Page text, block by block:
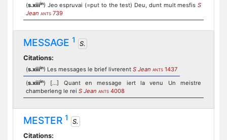
(s.xiiiin) Jeo espruvai (=put to the test) Deu, dunt mult mesfis S
Jean ANTS 739
MESSAGE 1
S.
Citations:
(s.xiiiin) Les messages le brief livrerent S Jean ANTS 1437
(s.xiiiin) [...] Quant en message iert la venu Un meistre
chamberleng le rei S Jean ANTS 4008
MESTER 1
S.
Citations: